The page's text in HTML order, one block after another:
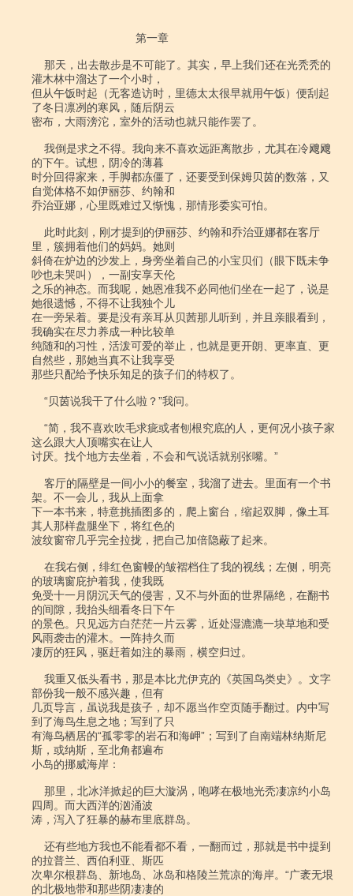
灌木林中溜达了一个小时，
但从午饭时起（无客造访时，里德太太很早就用午饭）便刮起
了冬日凛冽的寒风，随后阴云
密布，大雨滂沱，室外的活动也就只能作罢了。
的下午。试想，阴冷的薄暮
时分回得家来，手脚都冻僵了，还要受到保姆贝茵的数落，又
自觉体格不如伊丽莎、约翰和
乔治亚娜，心里既难过又惭愧，那情形委实可怕。
里，簇拥着他们的妈妈。她则
斜倚在炉边的沙发上，身旁坐着自己的小宝贝们（眼下既未争
吵也未哭叫），一副安享天伦
之乐的神态。而我呢，她恩准我不必同他们坐在一起了，说是
她很遗憾，不得不让我独个儿
在一旁呆着。要是没有亲耳从贝茜那儿听到，并且亲眼看到，
我确实在尽力养成一种比较单
纯随和的习性，活泼可爱的举止，也就是更开朗、更率直、更
自然些，那她当真不让我享受
那些只配给予快乐知足的孩子们的特权了。
这么跟大人顶嘴实在让人
讨厌。找个地方去坐着，不会和气说话就别张嘴。”
架。不一会儿，我从上面拿
下一本书来，特意挑插图多的，爬上窗台，缩起双脚，像土耳
其人那样盘腿坐下，将红色的
波纹窗帘几乎完全拉拢，把自己加倍隐蔽了起来。
的玻璃窗庇护着我，使我既
免受十一月阴沉天气的侵害，又不与外面的世界隔绝，在翻书
的间隙，我抬头细看冬日下午
的景色。只见远方白茫茫一片云雾，近处湿漉漉一块草地和受
风雨袭击的灌木。一阵持久而
凄厉的狂风，驱赶着如注的暴雨，横空归过。
部份我一般不感兴趣，但有
几页导言，虽说我是孩子，却不愿当作空页随手翻过。内中写
到了海鸟生息之地；写到了只
有海鸟栖居的“孤零零的岩石和海岬”；写到了自南端林纳斯尼
斯，或纳斯，至北角都遍布
小岛的挪威海岸：
四周。而大西洋的汹涌波
涛，泻入了狂暴的赫布里底群岛。
的拉普兰、西伯利亚、斯匹
次卑尔根群岛、新地岛、冰岛和格陵兰荒凉的海岸。“广袤无垠
的北极地带和那些阴凄凄的